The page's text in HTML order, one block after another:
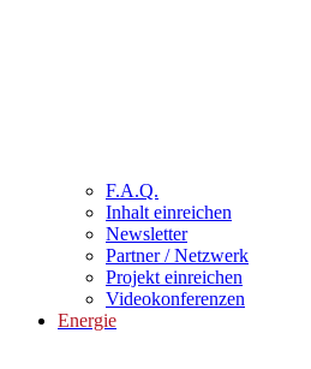
F.A.Q.
Inhalt einreichen
Newsletter
Partner / Netzwerk
Projekt einreichen
Videokonferenzen
Energie